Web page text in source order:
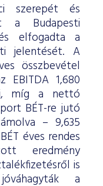
szerepét és
a Budapesti
elfogadta a
jelentését. A
összbevétel
EBITDA 1,680
míg a nettó
BÉT-re jutó
– 9,635
éves rendes
eredmény
is
a